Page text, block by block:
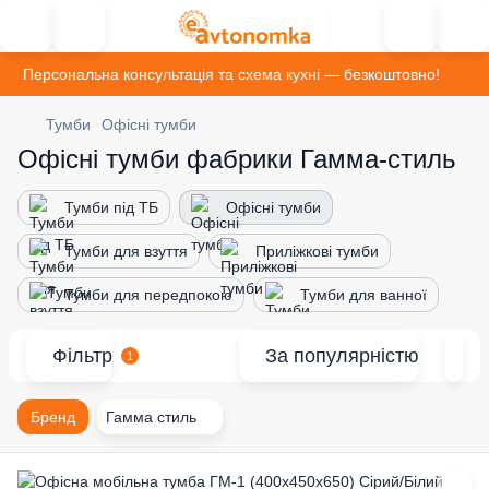
Персональна консультація та схема кухні — безкоштовно!
Тумби Офісні тумби
Офісні тумби фабрики Гамма-стиль
Тумби під ТБ Офісні тумби
Тумби для взуття Приліжкові тумби
Тумби для передпокою Тумби для ванної
Фільтр 1 За популярністю
Бренд Гамма стиль